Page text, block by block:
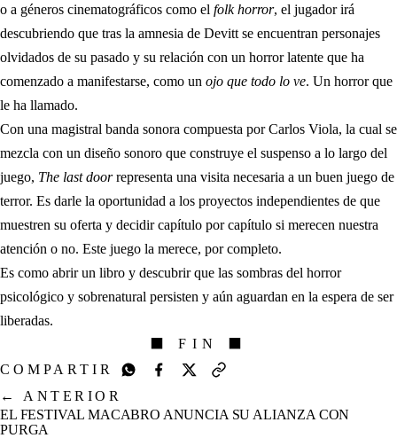
o a géneros cinematográficos como el folk horror, el jugador irá
descubriendo que tras la amnesia de Devitt se encuentran personajes
olvidados de su pasado y su relación con un horror latente que ha
comenzado a manifestarse, como un ojo que todo lo ve. Un horror que
le ha llamado.
Con una magistral banda sonora compuesta por Carlos Viola, la cual se
mezcla con un diseño sonoro que construye el suspenso a lo largo del
juego, The last doorrepresenta una visita necesaria a un buen juego de
terror. Es darle la oportunidad a los proyectos independientes de que
muestren su oferta y decidir capítulo por capítulo si merecen nuestra
atención o no. Este juego la merece, por completo.
Es como abrir un libro y descubrir que las sombras del horror
psicológico y sobrenatural persisten y aún aguardan en la espera de ser
liberadas.
⬛ FIN ⬛
COMPARTIR
← ANTERIOR
EL FESTIVAL MACABRO ANUNCIA SU ALIANZA CON
PURGA